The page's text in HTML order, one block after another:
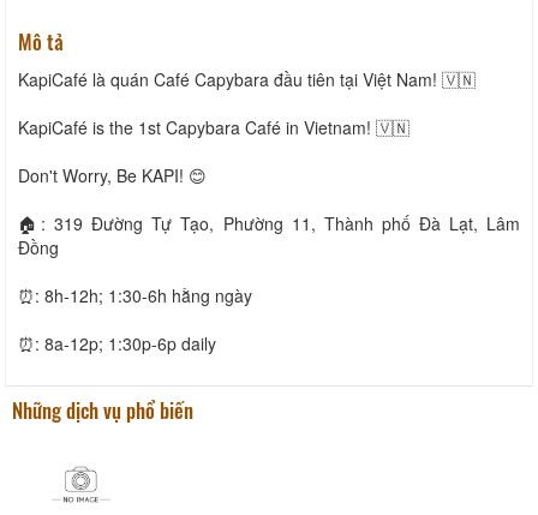
Mô tả
KapiCafé là quán Café Capybara đầu tiên tại Việt Nam! 🇻🇳
KapiCafé is the 1st Capybara Café in Vietnam! 🇻🇳
Don't Worry, Be KAPI! 😊
🏠: 319 Đường Tự Tạo, Phường 11, Thành phố Đà Lạt, Lâm
Đồng
⏰: 8h-12h; 1:30-6h hằng ngày
⏰: 8a-12p; 1:30p-6p daily
Những dịch vụ phổ biến